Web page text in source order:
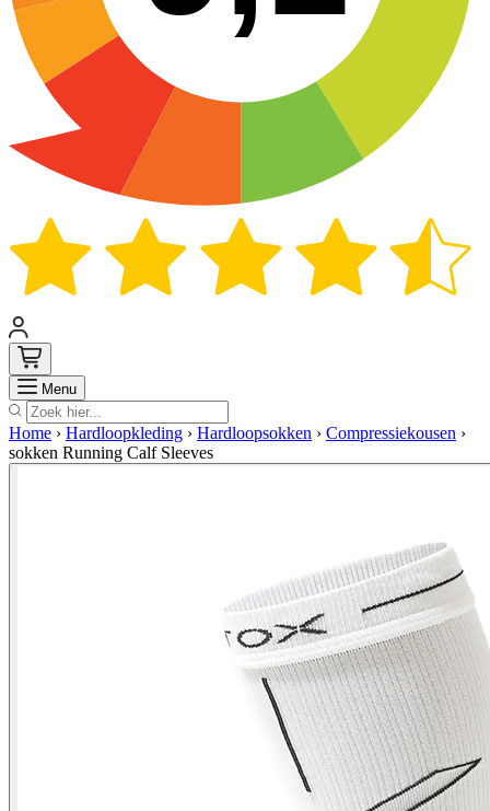
Menu Zoek
Home › Hardloopkleding › Hardloopsokken › Compressiekousen ›
sokken Running Calf Sleeves